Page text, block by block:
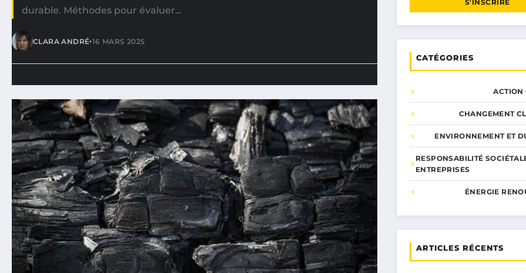
durable. Méthodes pour évaluer…
CLARA ANDRÉ•16 MARS 2025
S'INSCRIRE
CATÉGORIES
ACTION
CHANGEMENT
ENVIRONNEMENT ET
RESPONSABILITÉ
ENTREPRISES
ÉNERGIE
ARTICLES RÉCENTS